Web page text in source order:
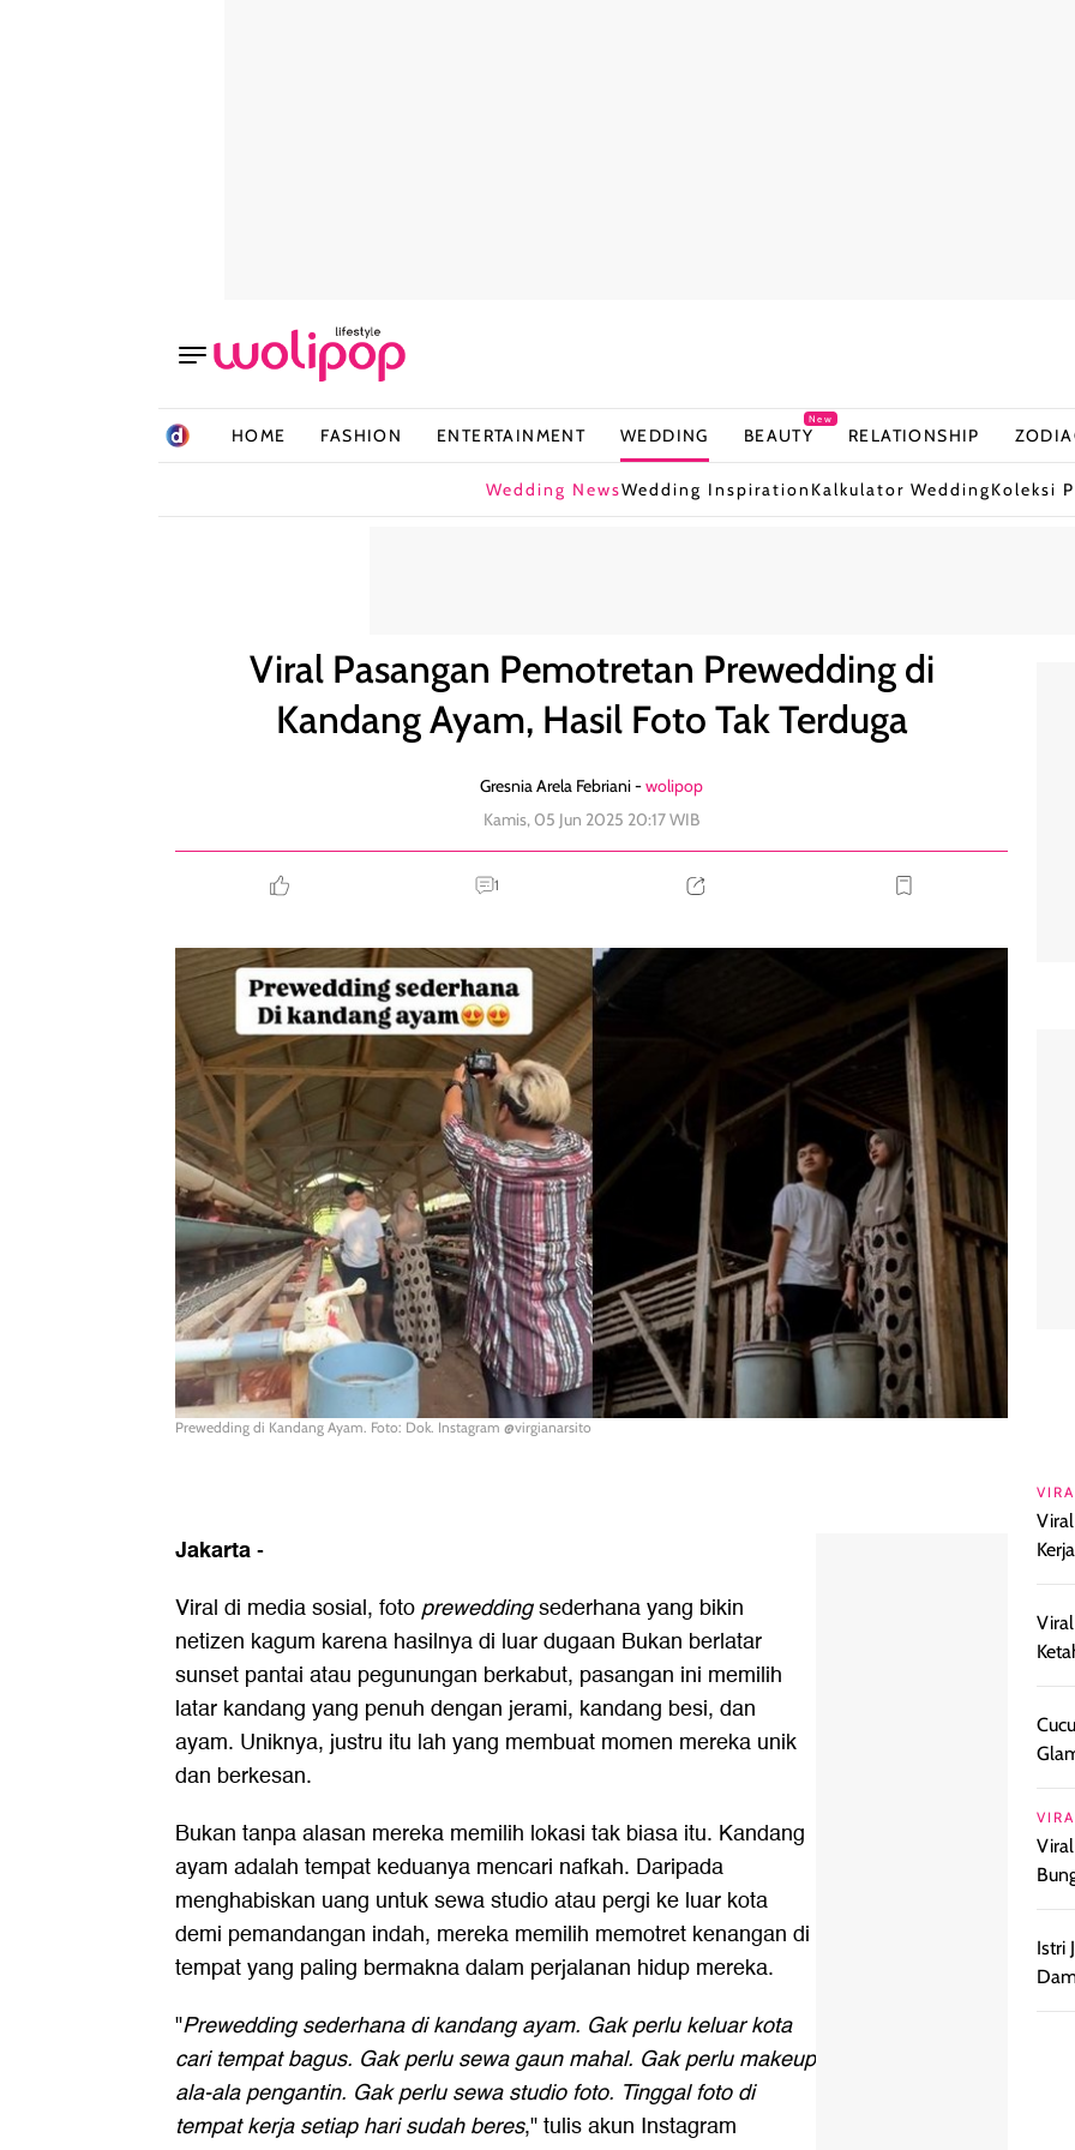
HOME FASHION ENTERTAINMENT WEDDING BEAUTY
New
RELATIONSHIP
Wedding NewsWedding Inspiration Kalkulator WeddingKoleksi
Viral Pasangan Pemotretan Prewedding di
Kandang Ayam, Hasil Foto Tak Terduga
Gresnia Arela Febriani -wolipop
Kamis, 05 Jun 2025 20:17 WIB
1
Prewedding di Kandang Ayam. Foto: Dok. Instagram @virgianarsito
Jakarta-
Viral di media sosial, fotopreweddingsederhana yang bikin
netizen kagum karena hasilnya di luar dugaan Bukan berlatar
sunset pantai atau pegunungan berkabut, pasangan ini memilih
latar kandang yang penuh dengan jerami, kandang besi, dan
ayam. Uniknya, justru itu lah yang membuat momen mereka unik
dan berkesan.
Bukan tanpa alasan mereka memilih lokasi tak biasa itu. Kandang
ayam adalah tempat keduanya mencari nafkah. Daripada
menghabiskan uang untuk sewa studio atau pergi ke luar kota
demi pemandangan indah, mereka memilih memotret kenangan di
tempat yang paling bermakna dalam perjalanan hidup mereka.
"Prewedding sederhana di kandang ayam. Gak perlu keluar kota
cari tempat bagus. Gak perlu sewa gaun mahal. Gak perlu makeup
ala-ala pengantin. Gak perlu sewa studio foto. Tinggal foto di
tempat kerja setiap hari sudah beres," tulis akun Instagram
Istri